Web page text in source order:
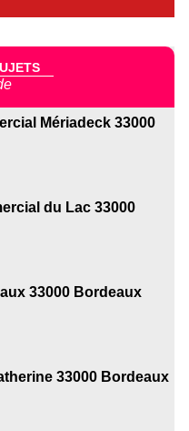
Mériadeck 33000
du Lac 33000
33000 Bordeaux
33000 Bordeaux